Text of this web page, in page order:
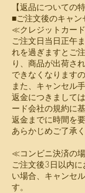
【返品についての
■ご注文後のキャン
≪クレジットカー
ご注文日当日正午
れを過ぎますとご
り、商品が出荷さ
できなくなります
また、キャンセル
返金につきまして
ード会社の規約に
返金までに時間を
あらかじめご了承く
≪コンビニ決済の
ご注文後3日以内
い場合、キャンセ
す。